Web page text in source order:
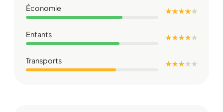
Économie ★ ★ ★ ★★
Enfants ★ ★ ★ ★★
Transports ★ ★ ★★★